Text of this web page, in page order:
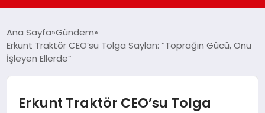
GÜNDEM
DÜNYA
Ana Sayfa Gündem
Erkunt Traktör CEO’su Tolga Saylan: “Toprağın Gücü, Onu
İşleyen Ellerde”
Erkunt Traktör CEO’su Tolga